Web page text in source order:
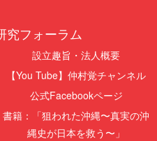
究フォーラム
設立趣旨・法人概要
【You Tube】仲村覚チャンネル
公式Facebookページ
書籍：「狙われた沖縄〜真実の沖
縄史が日本を救う〜」